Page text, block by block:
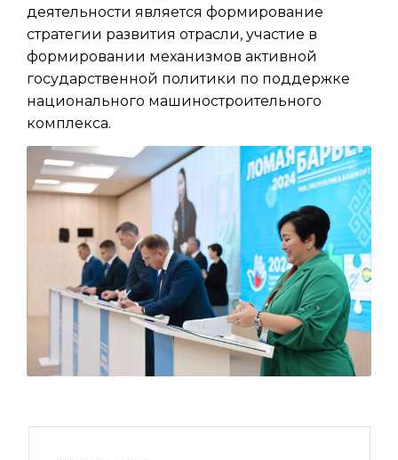
деятельности является формирование
стратегии развития отрасли, участие в
формировании механизмов активной
государственной политики по поддержке
национального машиностроительного
комплекса.